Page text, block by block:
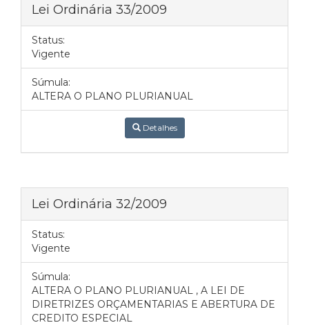
Lei Ordinária 33/2009
Status:
Vigente
Súmula:
ALTERA O PLANO PLURIANUAL
Detalhes
Lei Ordinária 32/2009
Status:
Vigente
Súmula:
ALTERA O PLANO PLURIANUAL , A LEI DE
DIRETRIZES ORÇAMENTARIAS E ABERTURA DE
CREDITO ESPECIAL